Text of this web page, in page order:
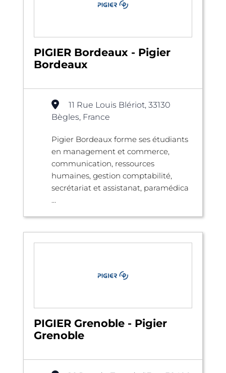
PIGIER Bordeaux - Pigier
Bordeaux
11 Rue Louis Blériot, 33130
Bègles, France
Pigier Bordeaux forme ses étudiants
en management et commerce,
communication, ressources
humaines, gestion comptabilité,
secrétariat et assistanat, paramédica
...
PIGIER Grenoble - Pigier
Grenoble